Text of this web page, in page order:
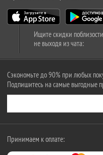
Ищите скидки
не выходя из чата:
Сэкономьте до 90% при любых
Подпишитесь на самые выгодные
Принимаем к оплате: